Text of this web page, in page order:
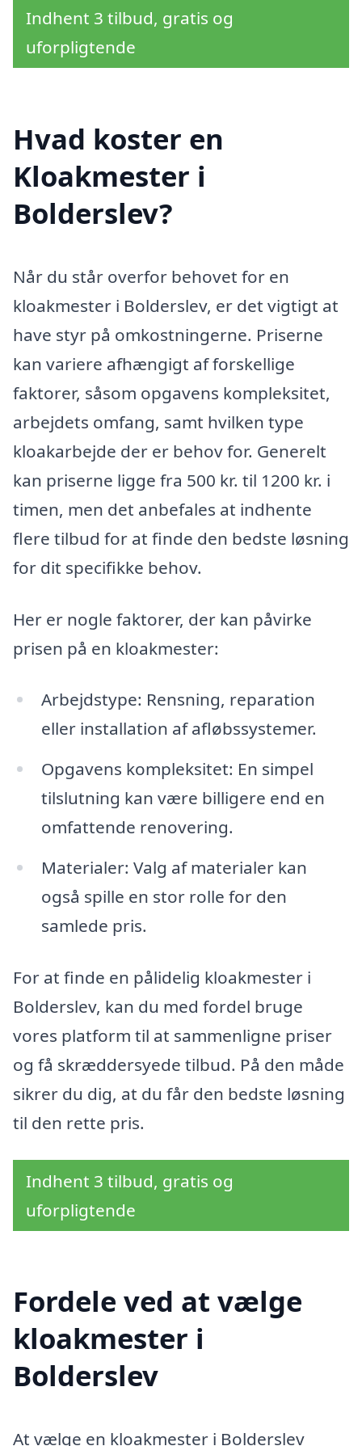
Indhent 3 tilbud, gratis og
uforpligtende
Hvad koster en
Kloakmester i
Bolderslev?
Når du står overfor behovet for en
kloakmester i Bolderslev, er det vigtigt at
have styr på omkostningerne. Priserne
kan variere afhængigt af forskellige
faktorer, såsom opgavens kompleksitet,
arbejdets omfang, samt hvilken type
kloakarbejde der er behov for. Generelt
kan priserne ligge fra 500 kr. til 1200 kr. i
timen, men det anbefales at indhente
flere tilbud for at finde den bedste løsning
for dit specifikke behov.
Her er nogle faktorer, der kan påvirke
prisen på en kloakmester:
Arbejdstype: Rensning, reparation
eller installation af afløbssystemer.
Opgavens kompleksitet: En simpel
tilslutning kan være billigere end en
omfattende renovering.
Materialer: Valg af materialer kan
også spille en stor rolle for den
samlede pris.
For at finde en pålidelig kloakmester i
Bolderslev, kan du med fordel bruge
vores platform til at sammenligne priser
og få skræddersyede tilbud. På den måde
sikrer du dig, at du får den bedste løsning
til den rette pris.
Indhent 3 tilbud, gratis og
uforpligtende
Fordele ved at vælge
kloakmester i
Bolderslev
At vælge en kloakmester i Bolderslev